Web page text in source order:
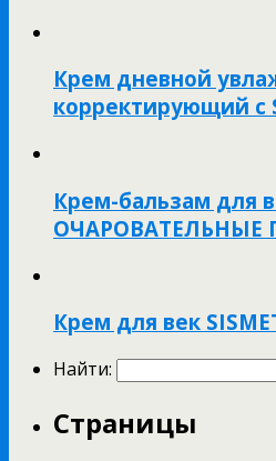
Крем дневной
корректирующий с
Крем-бальзам для
ОЧАРОВАТЕЛЬНЫЕ
Крем для век
Найти:
Страницы